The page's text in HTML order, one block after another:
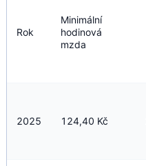
Rok
Minimální
hodinová
mzda
2025 124,40 Kč